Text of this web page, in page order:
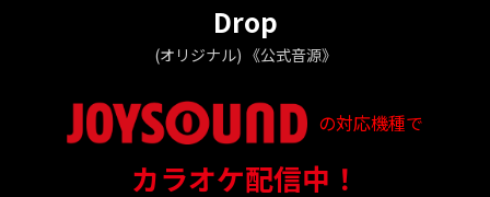
Drop
(オリジナル) 《公式音源》
の対応機種で
配信ステータスカラオケ配信中！